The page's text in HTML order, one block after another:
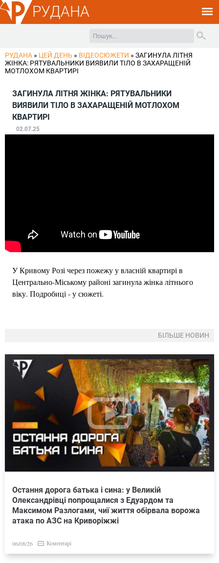
РУДАНА
РУДАНА » ЦЕЙ ДЕНЬ » ВІДЕОСЮЖЕТИ » ЗАГИНУЛА ЛІТНЯ
ЖІНКА: РЯТУВАЛЬНИКИ ВИЯВИЛИ ТІЛО В ЗАХАРАЩЕНІЙ
МОТЛОХОМ КВАРТИРІ
ЗАГИНУЛА ЛІТНЯ ЖІНКА: РЯТУВАЛЬНИКИ
ВИЯВИЛИ ТІЛО В ЗАХАРАЩЕНІЙ МОТЛОХОМ
КВАРТИРІ
02.07.25
У Кривому Розі через пожежу у власній квартирі в
Центрально-Міському районі загинула жінка літнього
віку. Подробиці - у сюжеті.
БІЛЬШЕ НОВИН
Остання дорога батька і сина: у Великій
Олександрівці попрощалися з Едуардом та
Максимом Разлогами, чиї життя обірвала ворожа
атака по АЗС на Криворіжжі
06/08/26 Коментарі